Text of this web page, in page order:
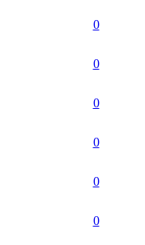
0
0
0
0
0
0